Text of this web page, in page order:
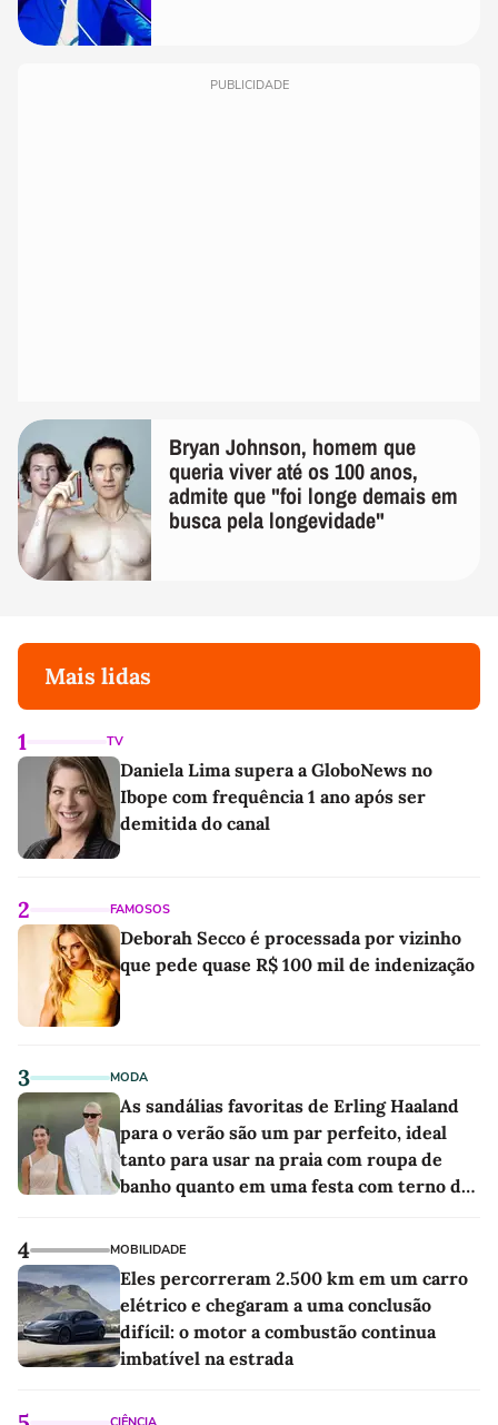
PUBLICIDADE
Bryan Johnson, homem que
queria viver até os 100 anos,
admite que "foi longe demais em
busca pela longevidade"
Mais lidas
1 TV
Daniela Lima supera a GloboNews no
Ibope com frequência 1 ano após ser
demitida do canal
2 FAMOSOS
Deborah Secco é processada por vizinho
que pede quase R$ 100 mil de indenização
3 MODA
As sandálias favoritas de Erling Haaland
para o verão são um par perfeito, ideal
tanto para usar na praia com roupa de
banho quanto em uma festa com terno de
4 MOBILIDADE
Eles percorreram 2.500 km em um carro
elétrico e chegaram a uma conclusão
difícil: o motor a combustão continua
imbatível na estrada